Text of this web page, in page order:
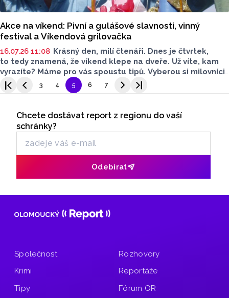
Akce na víkend: Pivní a gulášové slavnosti, vinný
festival a Víkendová grilovačka
16.07.26 11:08 Krásný den, milí čtenáři. Dnes je čtvrtek,
to tedy znamená, že víkend klepe na dveře. Už víte, kam
vyrazíte? Máme pro vás spoustu tipů. Vyberou si milovníci
gastronomie, historie a tradic, kultury i zvířat. Podívejte
se, co pro vás máme.
3 4 5 6 7
Odběr newsletteru
Chcete dostávat report z regionu do vaší
schránky?
Odebírat
Společnost
Krimi
Tipy
Rozhovory
Reportáže
Fórum OR